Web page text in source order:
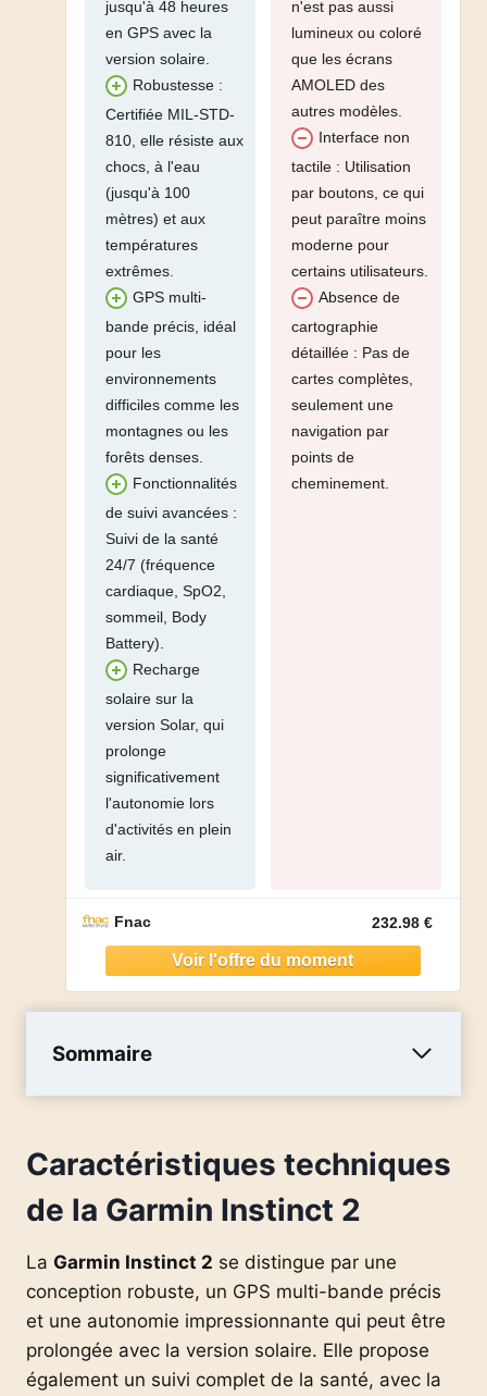
jusqu'à 48 heures
en GPS avec la
version solaire.
Robustesse :
Certifiée MIL-STD-
810, elle résiste aux
chocs, à l'eau
(jusqu'à 100
mètres) et aux
températures
extrêmes.
GPS multi-
bande précis, idéal
pour les
environnements
difficiles comme les
montagnes ou les
forêts denses.
Fonctionnalités
de suivi avancées :
Suivi de la santé
24/7 (fréquence
cardiaque, SpO2,
sommeil, Body
Battery).
Recharge
solaire sur la
version Solar, qui
prolonge
significativement
l'autonomie lors
d'activités en plein
air.
n'est pas aussi
lumineux ou coloré
que les écrans
AMOLED des
autres modèles.
Interface non
tactile : Utilisation
par boutons, ce qui
peut paraître moins
moderne pour
certains utilisateurs.
Absence de
cartographie
détaillée : Pas de
cartes complètes,
seulement une
navigation par
points de
cheminement.
Fnac 232.98 €
Sommaire
Caractéristiques techniques
de la Garmin Instinct 2
La Garmin Instinct 2 se distingue par une
conception robuste, un GPS multi-bande précis
et une autonomie impressionnante qui peut être
prolongée avec la version solaire. Elle propose
également un suivi complet de la santé, avec la